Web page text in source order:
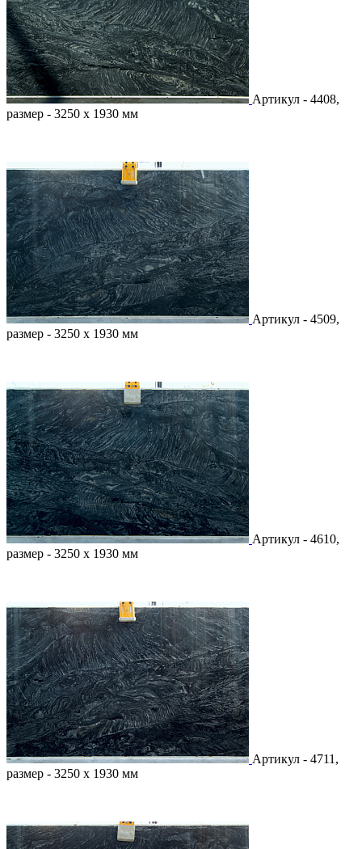
Артикул - 4408,
размер - 3250 х 1930 мм
Артикул - 4509,
размер - 3250 х 1930 мм
Артикул - 4610,
размер - 3250 х 1930 мм
Артикул - 4711,
размер - 3250 х 1930 мм